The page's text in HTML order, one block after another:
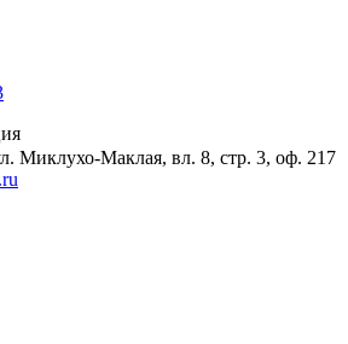
Миклухо-Маклая, вл. 8, стр. 3, оф. 217